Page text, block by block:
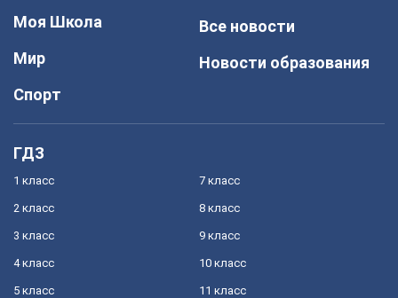
Моя Школа
Мир
Спорт
Все новости
Новости образования
ГДЗ
1 класс
2 класс
3 класс
4 класс
5 класс
7 класс
8 класс
9 класс
10 класс
11 класс